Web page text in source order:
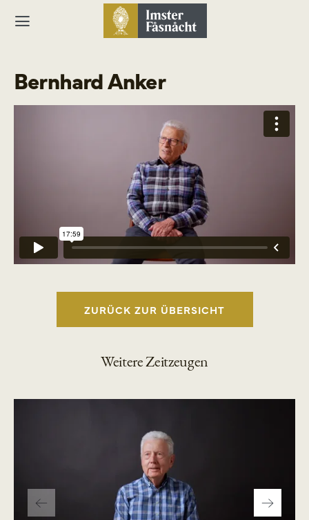
Bernhard Anker
ZURÜCK ZUR ÜBERSICHT
Weitere Zeitzeugen